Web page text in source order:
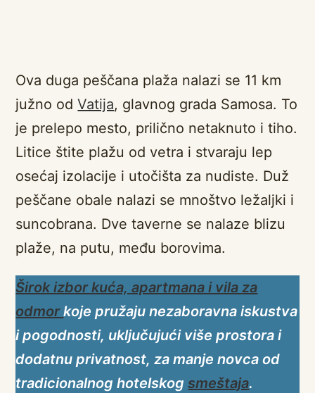
Ova duga peščana plaža nalazi se 11 km
južno odVatija, glavnog grada Samosa. To
je prelepo mesto, prilično netaknuto i tiho.
Litice štite plažu od vetra i stvaraju lep
osećaj izolacije i utočišta za nudiste. Duž
peščane obale nalazi se mnoštvo ležaljki i
suncobrana. Dve taverne se nalaze blizu
plaže, na putu, među borovima.
Širok izbor kuća,apartmana i vilaza
odmorkoje pružaju nezaboravna iskustva
i pogodnosti, uključujući više prostora i
dodatnu privatnost, za manje novca od
tradicionalnog hotelskogsmeštaja.